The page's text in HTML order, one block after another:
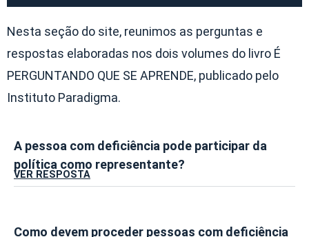
Nesta seção do site, reunimos as perguntas e
respostas elaboradas nos dois volumes do livro É
PERGUNTANDO QUE SE APRENDE, publicado pelo
Instituto Paradigma.
A pessoa com deficiência pode participar da
política como representante?
VER RESPOSTA
Como devem proceder pessoas com deficiência